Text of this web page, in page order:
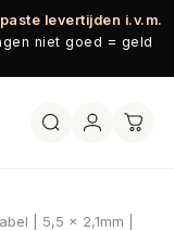
levertijden i.v.m.
niet goed = geld
| 5,5 x 2,1mm |